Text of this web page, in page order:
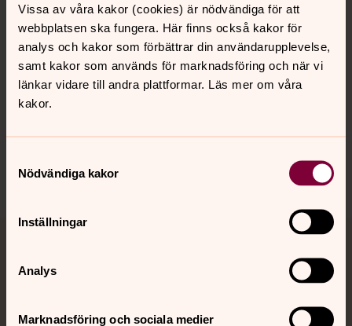
Vissa av våra kakor (cookies) är nödvändiga för att
webbplatsen ska fungera. Här finns också kakor för
analys och kakor som förbättrar din användarupplevelse,
samt kakor som används för marknadsföring och när vi
länkar vidare till andra plattformar. Läs mer om våra
kakor.
Nödvändiga kakor
Inställningar
Analys
Marknadsföring och sociala medier
Kalender
Hitta snabbt
Sociala kanaler
Akut samtals- och krisstöd. Prata eller chatta anonymt